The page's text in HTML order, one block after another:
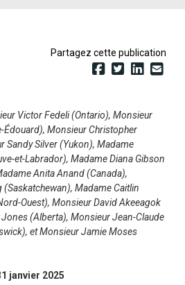
Partagez cette publication
Victor Fedeli (Ontario), Monsieur
Édouard), Monsieur Christopher
Sandy Silver (Yukon), Madame
et-Labrador), Madame Diana Gibson
Anita Anand (Canada),
Madame Caitlin
Ouest), Monsieur David Akeeagok
(Alberta), Monsieur Jean-Claude
et Monsieur Jamie Moses
janvier 2025